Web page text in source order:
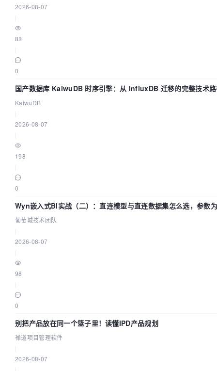
2026-08-07
88
0
国产数据库 KaiwuDB 时序引擎：从 InfluxDB 迁移的完整技术
KaiwuDB
2026-08-07
198
0
Wyn嵌入式BI实战（二）：直连模型与直连数据集怎么选，参数
葡萄城技术团队
2026-08-07
98
0
别把产品放在同一个篮子里！读懂IPD产品规划
禅道项目管理软件
2026-08-07